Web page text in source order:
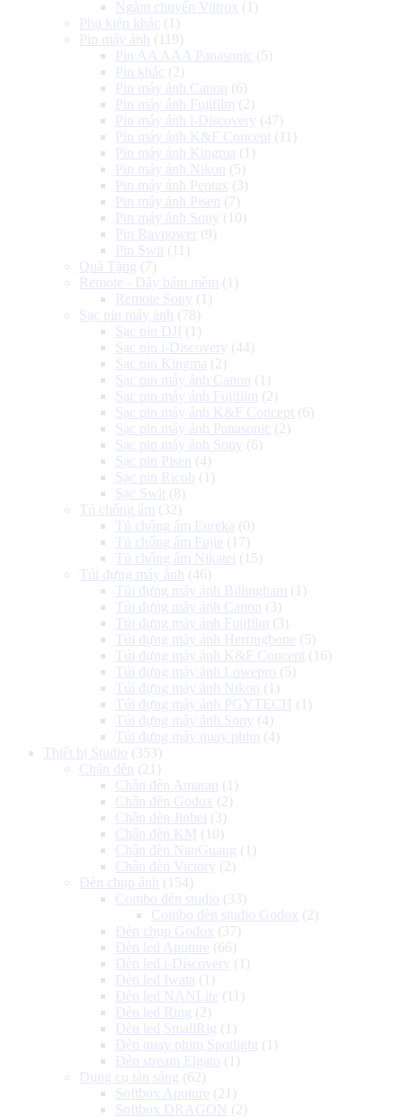
Ngàm chuyển Viltrox (1)
Phụ kiện khác (1)
Pin máy ảnh
(119)
Pin AA AAA Panasonic (5)
Pin khác (2)
Pin máy ảnh Canon
(6)
Pin máy ảnh Fujifilm (2)
Pin máy ảnh i-Discovery (47)
Pin máy ảnh K&F Concept (11)
Pin máy ảnh Kingma (1)
Pin máy ảnh Nikon
(5)
Pin máy ảnh Pentax (3)
Pin máy ảnh Pisen
(7)
Pin máy ảnh Sony (10)
Pin Ravpower
(9)
Pin Swit (11)
Quà Tặng (7)
Remote - Dây bấm mềm (1)
Remote Sony (1)
Sạc pin máy ảnh
(78)
Sạc pin DJI (1)
Sạc pin i-Discovery (44)
Sạc pin Kingma (2)
Sạc pin máy ảnh Canon
(1)
Sạc pin máy ảnh Fujifilm (2)
Sạc pin máy ảnh K&F Concept (6)
Sạc pin máy ảnh Panasonic (2)
Sạc pin máy ảnh Sony (6)
Sạc pin Pisen
(4)
Sạc pin Ricoh
(1)
Sạc Swit (8)
Tủ chống ẩm (32)
Tủ chống ẩm Eureka (0)
Tủ chống ẩm Fujie (17)
Tủ chống ẩm Nikatei (15)
Túi đựng máy ảnh
(46)
Túi đựng máy ảnh Billingham (1)
Túi đựng máy ảnh Canon
(3)
Túi đựng máy ảnh Fujifilm (3)
Túi đựng máy ảnh Herringbone (5)
Túi đựng máy ảnh K&F Concept (16)
Túi đựng máy ảnh Lowepro (5)
Túi đựng máy ảnh Nikon
(1)
Túi đựng máy ảnh PGYTECH
(1)
Túi đựng máy ảnh Sony (4)
Túi đựng máy quay phim (4)
Thiết bị Studio (353)
Chân đèn
(21)
Chân đèn Amaran
(1)
Chân đèn Godox (2)
Chân đèn Jinbei (3)
Chân đèn KM (10)
Chân đèn NanGuang (1)
Chân đèn Victory (2)
Đèn chụp ảnh
(154)
Combo đèn studio (33)
Combo đèn studio Godox (2)
Đèn chụp Godox (37)
Đèn led Aputure (66)
Đèn led i-Discovery (1)
Đèn led Iwata (1)
Đèn led NANLite (11)
Đèn led Ring (2)
Đèn led SmallRig (1)
Đèn quay phim Spotlight (1)
Đèn stream Elgato (1)
Dụng cụ tản sáng (62)
Softbox Aputure (21)
Softbox DRAGON (2)